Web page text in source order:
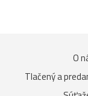
O
Tlačený a